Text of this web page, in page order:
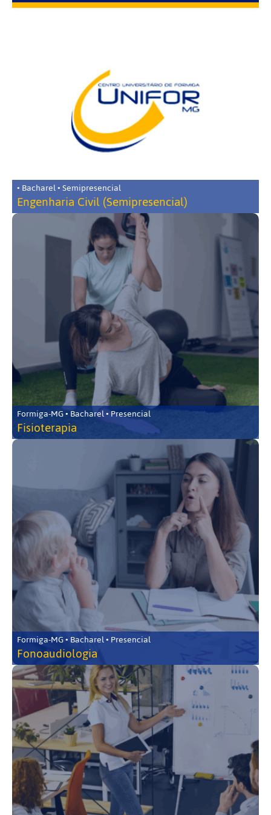
• Bacharel • Semipresencial
Engenharia Civil (Semipresencial)
Formiga-MG • Bacharel • Presencial
Fisioterapia
Formiga-MG • Bacharel • Presencial
Fonoaudiologia